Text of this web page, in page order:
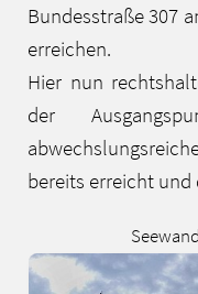
Bundesstraße 307
erreichen.
Hier nun
der
bereits erreicht und